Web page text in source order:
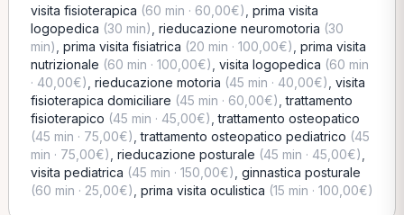
visita fisioterapica (60 min · 60,00€) prima visita
logopedica (30 min) rieducazione neuromotoria (30
min) prima visita fisiatrica (20 min · 100,00€) prima visita
nutrizionale (60 min · 100,00€) visita logopedica (60 min
· 40,00€) rieducazione motoria (45 min · 40,00€) visita
fisioterapica domiciliare (45 min · 60,00€) ,trattamento
fisioterapico (45 min · 45,00€) ,trattamento osteopatico
(45 min · 75,00€) ,trattamento osteopatico pediatrico (45
min · 75,00€) rieducazione posturale (45 min · 45,00€)
visita pediatrica (45 min · 150,00€) ginnastica posturale
(60 min · 25,00€) prima visita oculistica (15 min · 100,00€)